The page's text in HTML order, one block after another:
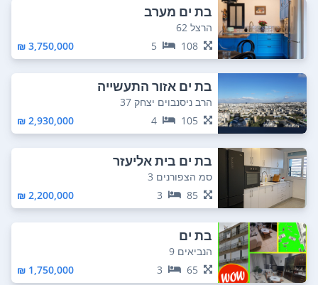
בת ים מערב
הרצל 62
108
5
3,750,000 ₪
בת ים אזור התעשייה
הרב ניסנבוים יצחק 37
105
4
2,930,000 ₪
בת ים בית אליעזר
סמ הצפורנים 3
85
3
2,200,000 ₪
בת ים
הנביאים 9
65
3
1,750,000 ₪